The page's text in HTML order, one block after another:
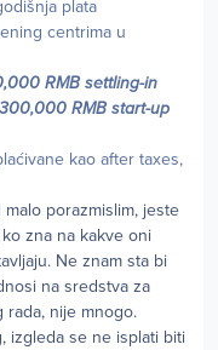
plata
centrima u
RMB settling-in
RMB start-up
kao after taxes,
porazmislim, jeste
zna na kakve oni
Ne znam sta bi
na sredstva za
rada, nije mnogo.
izgleda se ne isplati biti